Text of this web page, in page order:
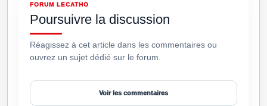
FORUM LECATHO
Poursuivre la discussion
Réagissez à cet article dans les commentaires ou
ouvrez un sujet dédié sur le forum.
Voir les commentaires